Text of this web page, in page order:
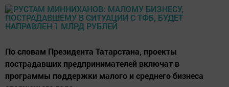
По словам Президента Татарстана, проекты
пострадавших предпринимателей включат в
программы поддержки малого и среднего бизнеса